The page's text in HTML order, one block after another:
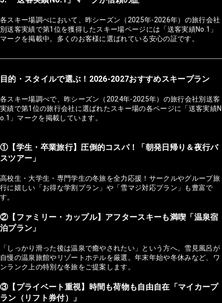
各スキー場調べにおいて、昨シーズン（2025年-2026年）の旅行会社
別送客実績で第1位を獲得したスキー場ページには「送客実績No.1」
マークを掲載中。多くのお客様に選ばれている安心の証です。
目的・スタイルで選ぶ！2026-2027おすすめスキープラン
各スキー場調べで、昨シーズン（2024年-2025年）の旅行会社別送客
実績で第1位の旅行会社に選ばれたスキー場の各ページに「送客実績N
o.1」マークを掲載しています。
①【学生・卒業旅行】圧倒的コスパ！「朝発日帰り＆夜行バ
スツアー」
高校生・大学生・専門学生の冬旅を全力応援！サークルやグループ旅
行に嬉しい「お得な学割プラン」や「雪マジ対応プラン」も豊富で
す。
②【ファミリー・カップル】アフタースキーも満喫「温泉宿
泊プラン」
「しっかり滑った後は温泉で癒やされたい」という方へ。雪見風呂が
自慢の温泉旅館やリゾートホテルを厳選。年末年始や冬休みなど、ワ
ンランク上の特別な冬旅をご提案します。
③【プライベート重視】時間も荷物も自由自在「マイカープ
ラン（リフト券付）」